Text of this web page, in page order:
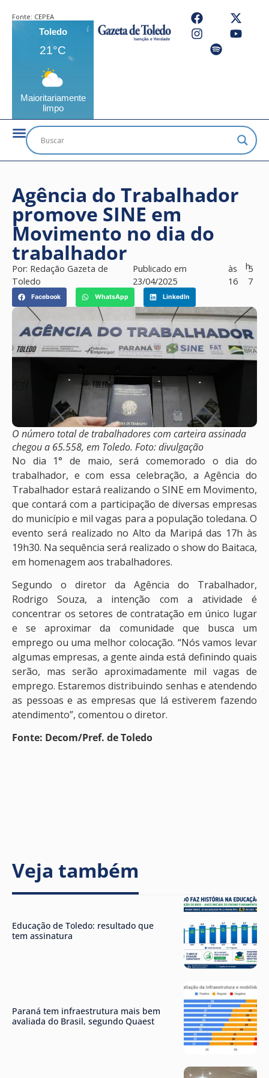
Fonte: CEPEA
Toledo
21°C
Maioritariamente
limpo
Agência do Trabalhador
promove SINE em
Movimento no dia do
trabalhador
Por: Redação Gazeta de
Toledo
Publicado em
23/04/2025
às
16
h5
7
Facebook WhatsApp LinkedIn
O número total de trabalhadores com carteira assinada
chegou a 65.558, em Toledo. Foto: divulgação
No dia 1° de maio, será comemorado o dia do
trabalhador, e com essa celebração, a Agência do
Trabalhador estará realizando o SINE em Movimento,
que contará com a participação de diversas empresas
do município e mil vagas para a população toledana. O
evento será realizado no Alto da Maripá das 17h às
19h30. Na sequência será realizado o show do Baitaca,
em homenagem aos trabalhadores.
Segundo o diretor da Agência do Trabalhador,
Rodrigo Souza, a intenção com a atividade é
concentrar os setores de contratação em único lugar
e se aproximar da comunidade que busca um
emprego ou uma melhor colocação. “Nós vamos levar
algumas empresas, a gente ainda está definindo quais
serão, mas serão aproximadamente mil vagas de
emprego. Estaremos distribuindo senhas e atendendo
as pessoas e as empresas que lá estiverem fazendo
atendimento”, comentou o diretor.
Fonte: Decom/Pref. de Toledo
Veja também
Educação de Toledo: resultado que
tem assinatura
Paraná tem infraestrutura mais bem
avaliada do Brasil, segundo Quaest